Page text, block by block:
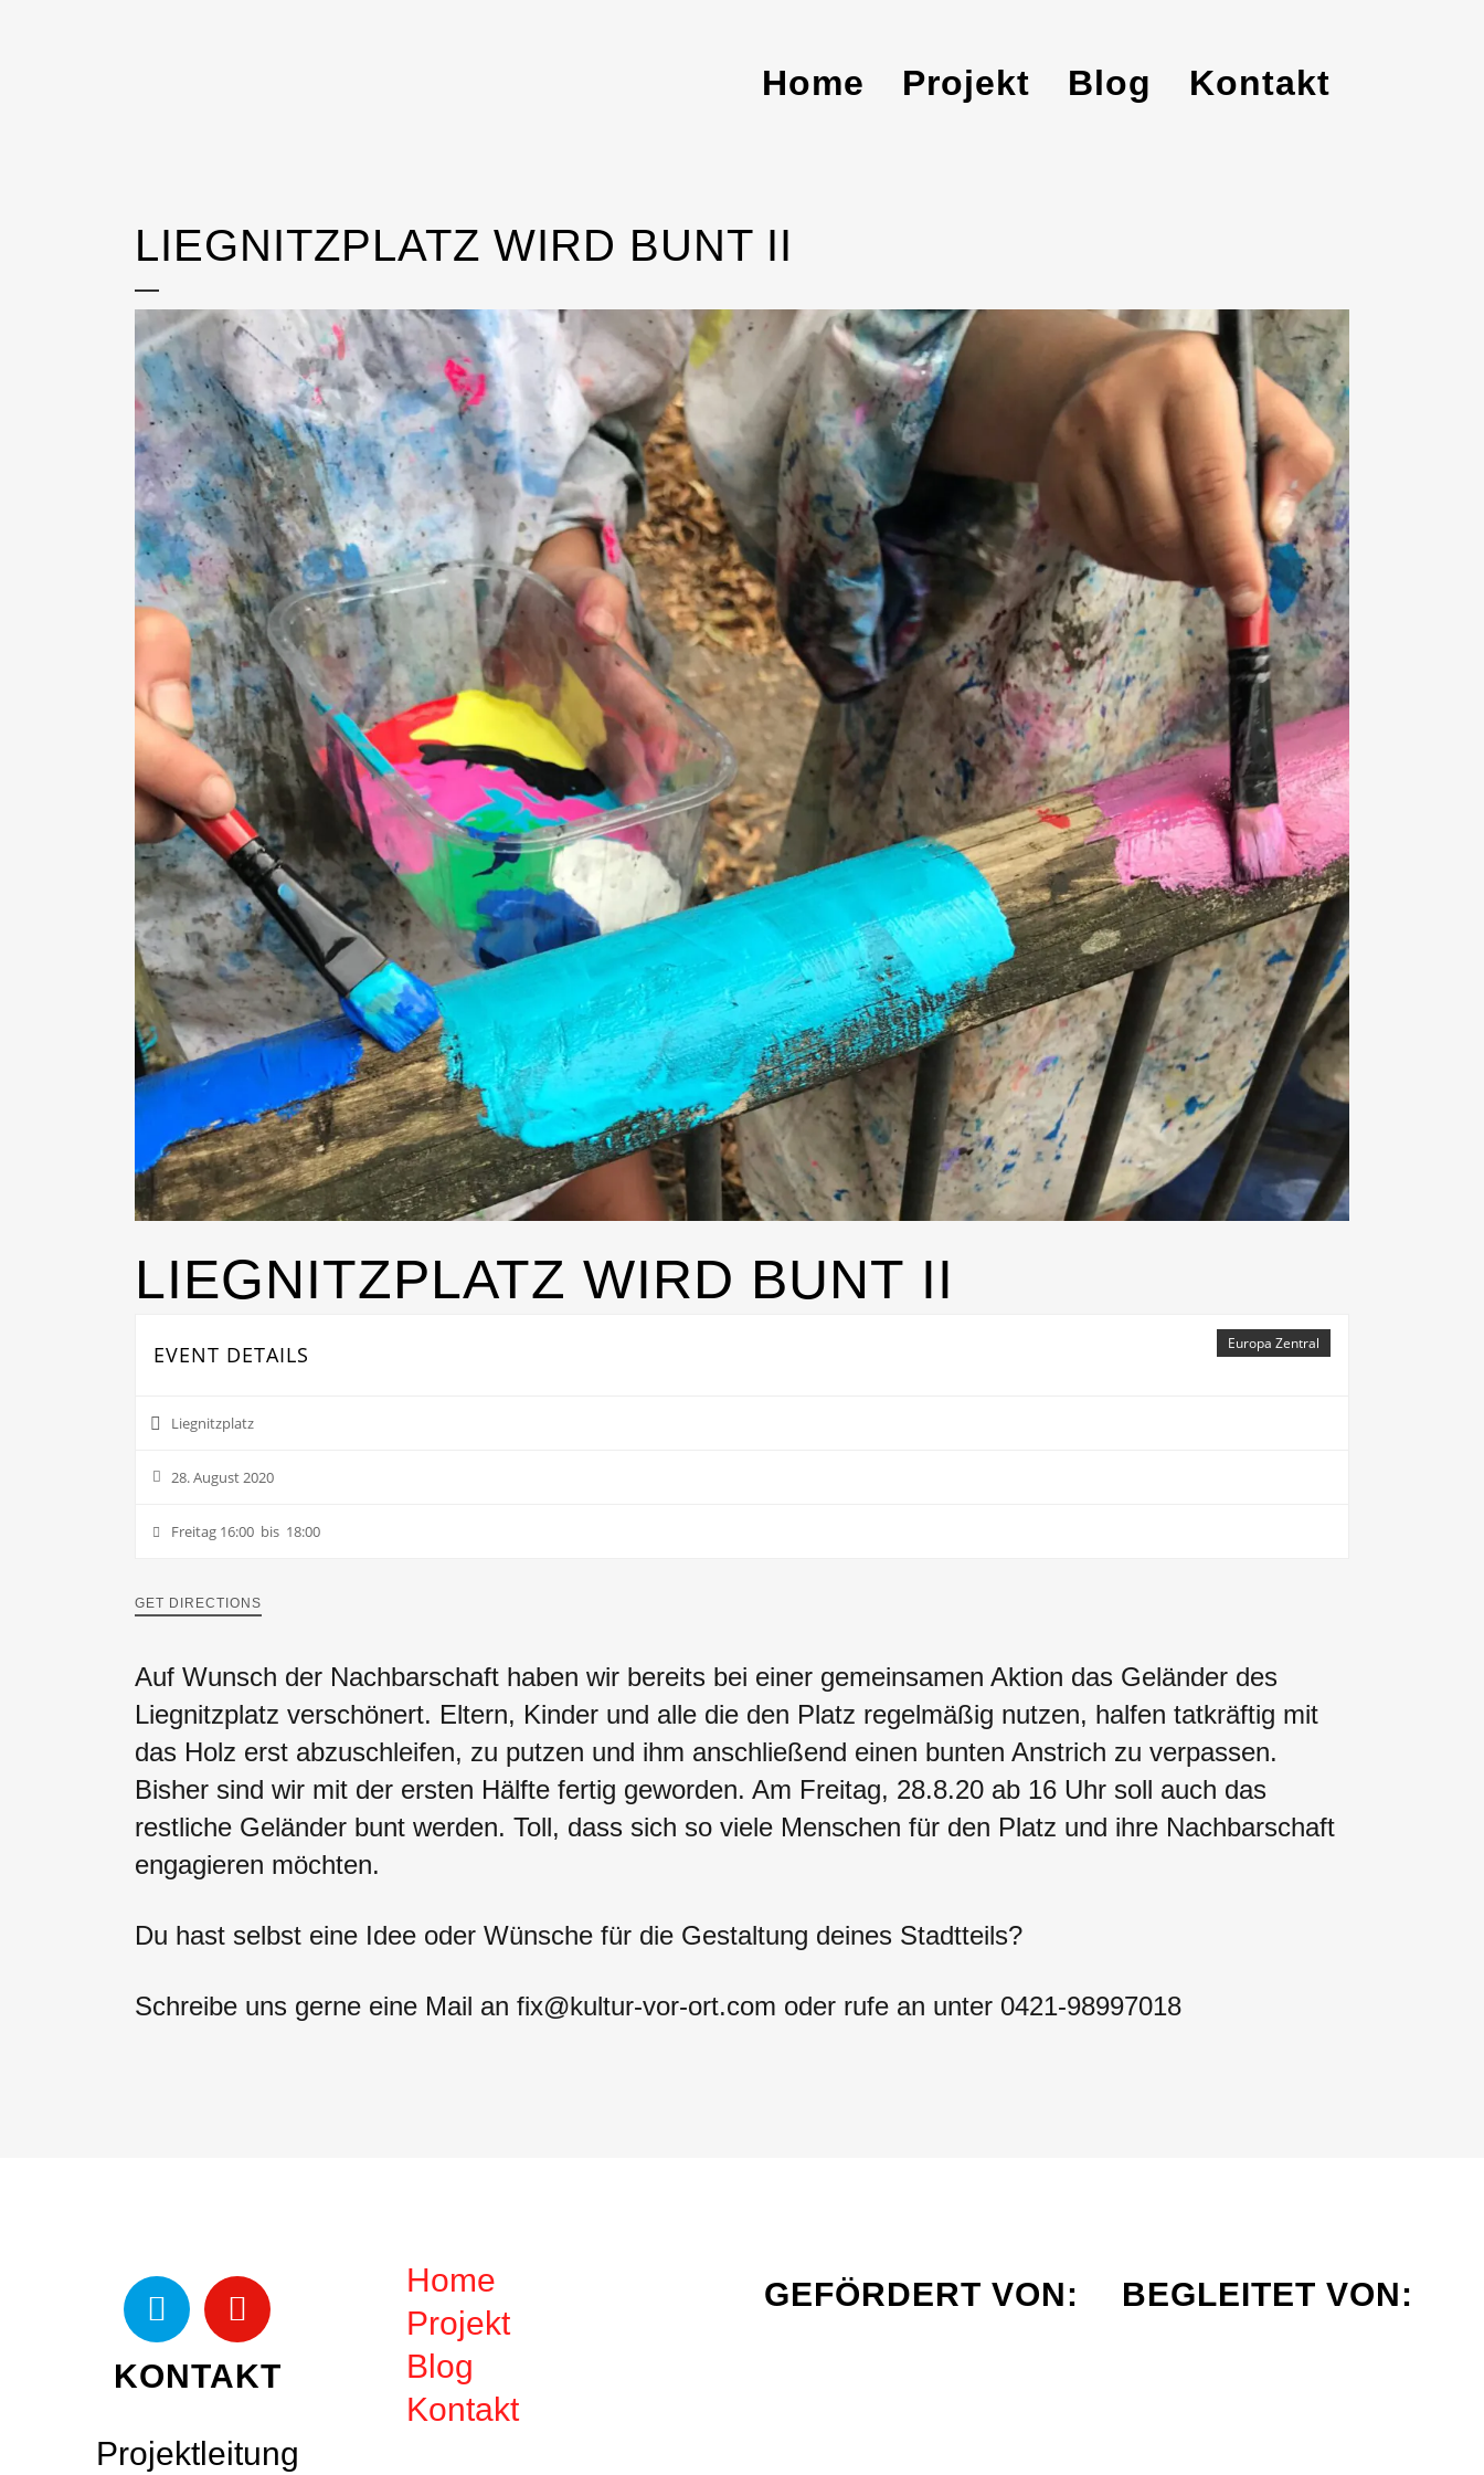
Home Projekt Blog Kontakt
LIEGNITZPLATZ WIRD BUNT II
LIEGNITZPLATZ WIRD BUNT II
Europa Zentral
EVENT DETAILS
Liegnitzplatz
28. August 2020
Freitag 16:00 bis 18:00
GET DIRECTIONS
Auf Wunsch der Nachbarschaft haben wir bereits bei einer gemeinsamen Aktion das Geländer des
Liegnitzplatz verschönert. Eltern, Kinder und alle die den Platz regelmäßig nutzen, halfen tatkräftig mit
das Holz erst abzuschleifen, zu putzen und ihm anschließend einen bunten Anstrich zu verpassen.
Bisher sind wir mit der ersten Hälfte fertig geworden. Am Freitag, 28.8.20 ab 16 Uhr soll auch das
restliche Geländer bunt werden. Toll, dass sich so viele Menschen für den Platz und ihre Nachbarschaft
engagieren möchten.
Du hast selbst eine Idee oder Wünsche für die Gestaltung deines Stadtteils?
Schreibe uns gerne eine Mail an fix@kultur-vor-ort.com oder rufe an unter 0421-98997018
KONTAKT
Projektleitung
Home
Projekt
Blog
Kontakt
GEFÖRDERT VON: BEGLEITET VON: